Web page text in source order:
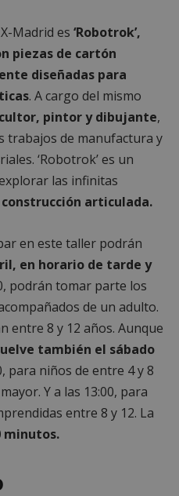
Madrid es ‘Robotrok’,
piezas de cartón
diseñadas para
. A cargo del mismo
pintor y dibujante,
trabajos de manufactura y
‘Robotrok’ es un
las infinitas
articulada.
en este taller podrán
en horario de tarde y
podrán tomar parte los
de un adulto.
entre 8 y 12 años. Aunque
también el sábado
para niños de entre 4 y 8
Y a las 13:00, para
entre 8 y 12. La
minutos.